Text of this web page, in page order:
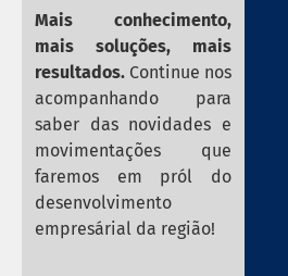
Mais conhecimento,
mais soluções, mais
resultados. Continue nos
acompanhando para
saber das novidades e
movimentações que
faremos em pról do
desenvolvimento
empresárial da região!